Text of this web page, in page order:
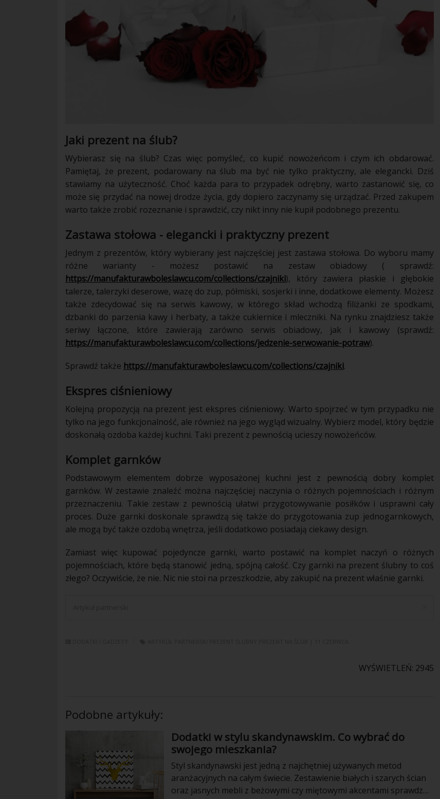
Jaki prezent na ślub?
Wybierasz się na ślub? Czas więc pomyśleć, co kupić nowożeńcom i czym ich obdarować.
Pamiętaj, że prezent, podarowany na ślub ma być nie tylko praktyczny, ale elegancki. Dziś
stawiamy na użyteczność. Choć każda para to przypadek odrębny, warto zastanowić się, co
może się przydać na nowej drodze życia, gdy dopiero zaczynamy się urządzać. Przed zakupem
warto także zrobić rozeznanie i sprawdzić, czy nikt inny nie kupił podobnego prezentu.
Zastawa stołowa - elegancki i praktyczny prezent
Jednym z prezentów, który wybierany jest najczęściej jest zastawa stołowa. Do wyboru mamy
różne warianty - możesz postawić na zestaw obiadowy ( sprawdź:
https://manufakturawboleslawcu.com/collections/czajniki), który zawiera płaskie i głębokie
talerze, talerzyki deserowe, wazę do zup, półmiski, sosjerki i inne, dodatkowe elementy. Możesz
także zdecydować się na serwis kawowy, w którego skład wchodzą filiżanki ze spodkami,
dzbanki do parzenia kawy i herbaty, a także cukiernice i mleczniki. Na rynku znajdziesz także
seriwy łączone, które zawierają zarówno serwis obiadowy, jak i kawowy (sprawdź:
https://manufakturawboleslawcu.com/collections/jedzenie-serwowanie-potraw).
Sprawdź także https://manufakturawboleslawcu.com/collections/czajniki.
Ekspres ciśnieniowy
Kolejną propozycją na prezent jest ekspres ciśnieniowy. Warto spojrzeć w tym przypadku nie
tylko na jego funkcjonalność, ale również na jego wygląd wizualny. Wybierz model, który będzie
doskonałą ozdoba każdej kuchni. Taki prezent z pewnością ucieszy nowożeńców.
Komplet garnków
Podstawowym elementem dobrze wyposażonej kuchni jest z pewnością dobry komplet
garnków. W zestawie znaleźć można najczęściej naczynia o różnych pojemnościach i różnym
przeznaczeniu. Takie zestaw z pewnością ułatwi przygotowywanie posiłków i usprawni cały
proces. Duże garnki doskonale sprawdzą się także do przygotowania zup jednogarnkowych,
ale mogą być także ozdobą wnętrza, jeśli dodatkowo posiadają ciekawy design.
Zamiast więc kupować pojedyncze garnki, warto postawić na komplet naczyń o różnych
pojemnościach, które będą stanowić jedną, spójną całość. Czy garnki na prezent ślubny to coś
złego? Oczywiście, że nie. Nic nie stoi na przeszkodzie, aby zakupić na prezent właśnie garnki.
WYŚWIETLEŃ: 2945
Podobne artykuły:
Dodatki w stylu skandynawskim. Co wybrać do
swojego mieszkania?
Styl skandynawski jest jedną z najchętniej używanych metod
aranżacyjnych na całym świecie. Zestawienie białych i szarych ścian
oraz jasnych mebli z beżowymi czy miętowymi akcentami sprawdza